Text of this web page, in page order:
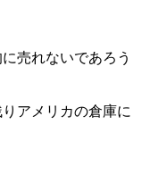
売れないであろう
アメリカの倉庫に